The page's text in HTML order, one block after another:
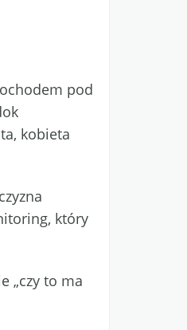
pod
kobieta
który
„czy to ma